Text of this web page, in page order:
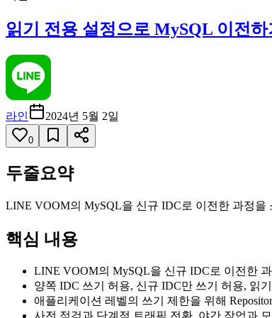
읽기 전용 설정으로 MySQL 이전하
라인 2024년 5월 2일
0
두줄요약
LINE VOOM의 MySQL을 신규 IDC로 이전한 과정을
핵심 내용
LINE VOOM의 MySQL을 신규 IDC로 이전한
양쪽 IDC 쓰기 허용, 신규 IDC만 쓰기 허용, 읽
애플리케이션 레벨의 쓰기 제한을 위해